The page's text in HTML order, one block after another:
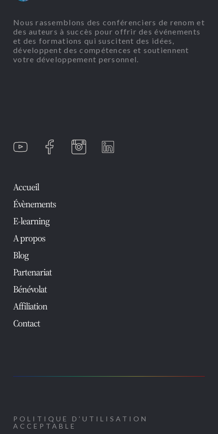
Nous rassemblons des conférenciers de renom et
des auteurs à succès pour offrir des événements
et des formations qui suscitent des idées,
développent des compétences et soutiennent
votre développement personnel.
Accueil
Évènements
E-learning
A propos
Blog
Partenariat
Bénévolat
Affiliation
Contact
POLITIQUE D’UTILISATION
ACCEPTABLE